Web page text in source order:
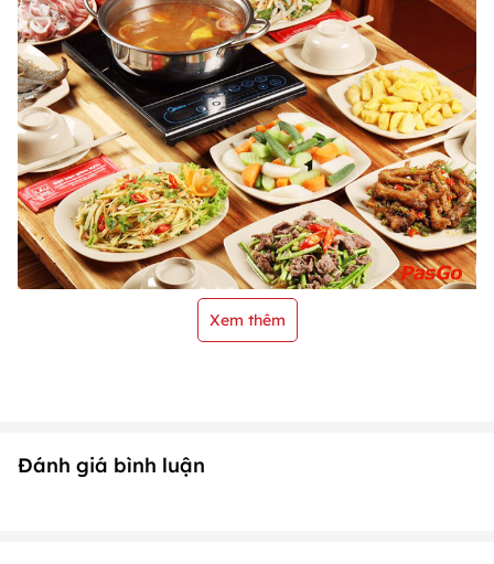
Xem thêm
Đánh giá bình luận